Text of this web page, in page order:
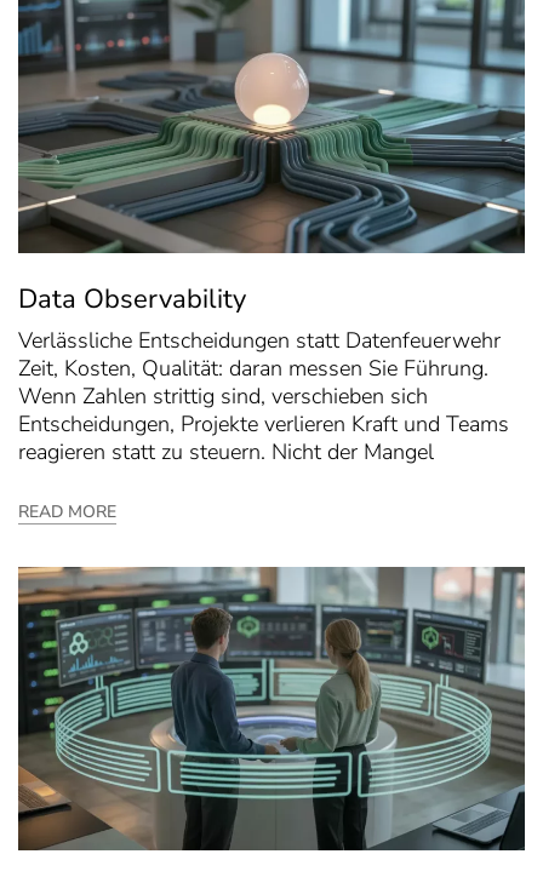
Data Observability
Verlässliche Entscheidungen statt Datenfeuerwehr
Zeit, Kosten, Qualität: daran messen Sie Führung.
Wenn Zahlen strittig sind, verschieben sich
Entscheidungen, Projekte verlieren Kraft und Teams
reagieren statt zu steuern. Nicht der Mangel
READ MORE